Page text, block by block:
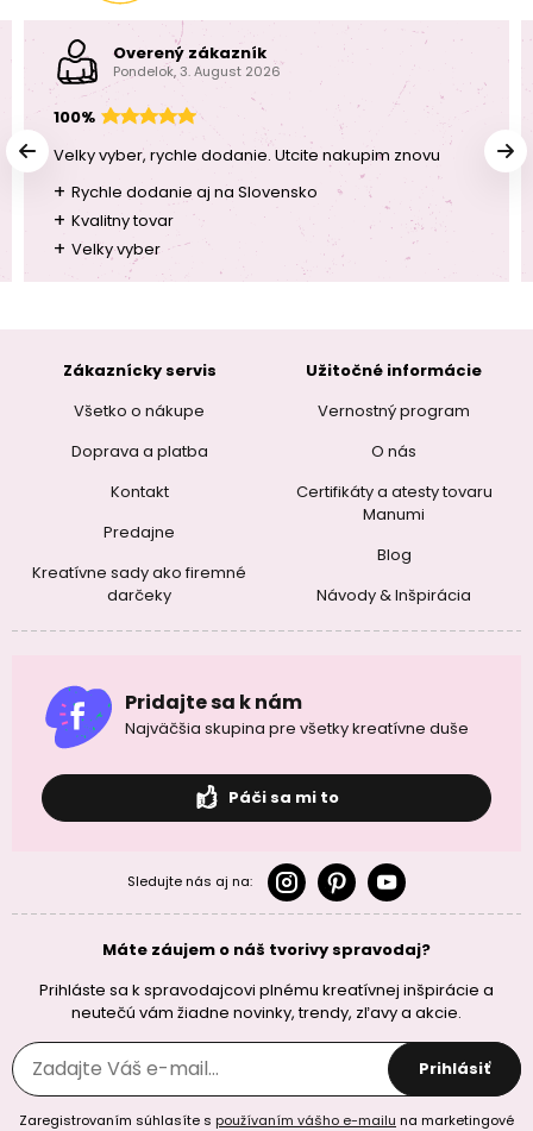
Overený zákazník
Pondelok, 3. August 2026
100%
Velky vyber, rychle dodanie. Utcite nakupim znovu
+ Rychle dodanie aj na Slovensko
+ Kvalitny tovar
+ Velky vyber
Zákaznícky servis
Všetko o nákupe
Doprava a platba
Kontakt
Predajne
Kreatívne sady ako firemné
darčeky
Užitočné informácie
Vernostný program
O nás
Certifikáty a atesty tovaru
Manumi
Blog
Návody & Inšpirácia
Pridajte sa k nám
Najväčšia skupina pre všetky kreatívne duše
Páči sa mi to
Sledujte nás aj na:
Máte záujem o náš tvorivy spravodaj?
Prihláste sa k spravodajcovi plnému kreatívnej inšpirácie a
neutečú vám žiadne novinky, trendy, zľavy a akcie.
Prihlásiť
Zaregistrovaním súhlasíte s používaním vášho e-mailu na marketingové